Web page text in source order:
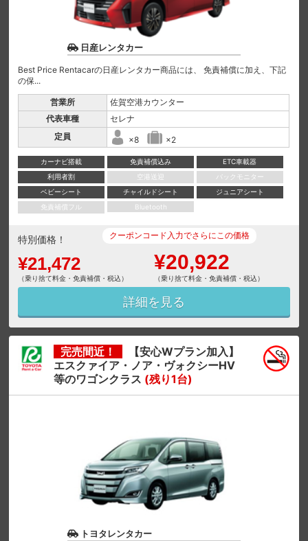
日産レンタカー
Best Price Rentacarの日産レンタカー商品には、 免責補償に加え、下記
の保...
営業所
佐賀空港カウンター
代表車種
セレナ
定員
×8 ×2
カーナビ搭載 免責補償込み
ETC車載器
利用者割
空港送迎
バックモニター
ベビーシート
チャイルドシート
ジュニアシート
免責補償フル
Bluetooth
特別価格！
¥21,472
（乗り捨て料金・免責補償・税込）
クーポンコード入力でさらにこの価格
¥20,922
（乗り捨て料金・免責補償・税込）
詳細を見る
完売間近！
【安心Wプラン加入】
エスクァイア・ノア・ヴォクシーHV
等のワゴンクラス (残り1台)
トヨタレンタカー